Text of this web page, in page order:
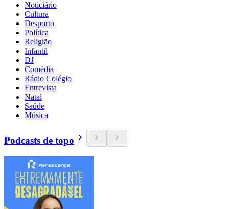
Noticiário
Cultura
Desporto
Política
Religião
Infantil
DJ
Comédia
Rádio Colégio
Entrevista
Natal
Saúde
Música
Podcasts de topo